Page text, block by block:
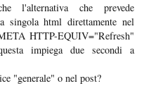
l'alternativa che prevede
singola html direttamente nel
HTTP-EQUIV="Refresh"
impiega due secondi a
"generale" o nel post?